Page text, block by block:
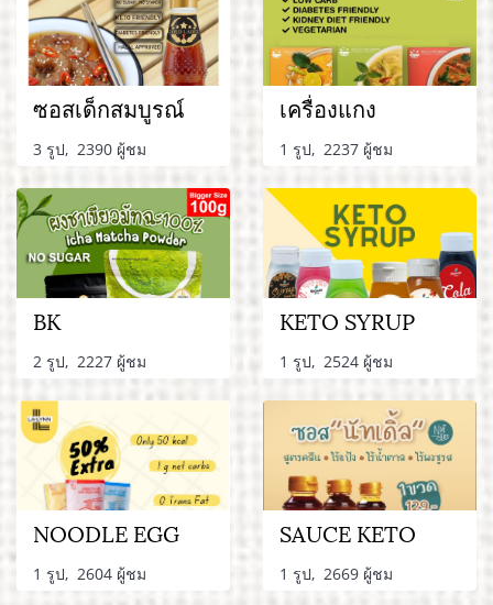
ซอสเด็กสมบูรณ์
3 รูป, 2390 ผู้ชม
เครื่องแกง
1 รูป, 2237 ผู้ชม
BK
2 รูป, 2227 ผู้ชม
KETO SYRUP
1 รูป, 2524 ผู้ชม
NOODLE EGG
1 รูป, 2604 ผู้ชม
SAUCE KETO
1 รูป, 2669 ผู้ชม